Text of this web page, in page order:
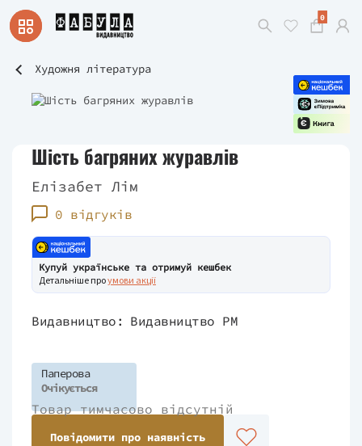
0
Художня література
Шість багряних журавлів
Елізабет Лім
0 відгуків
Купуй українське та отримуй кешбек
Детальніше проумови акції
Видавництво: Видавництво РМ
Паперова
Очікується
Товар тимчасово відсутній
Повідомити про наявність